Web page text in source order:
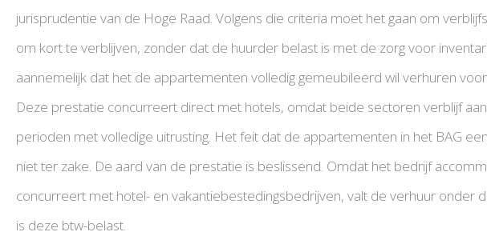
jurisprudentie van de Hoge Raad. Volgens die criteria moet het gaan om
om kort te verblijven, zonder dat de huurder belast is met de zorg voor
aannemelijk dat het de appartementen volledig gemeubileerd wil verhuren
Deze prestatie concurreert direct met hotels, omdat beide sectoren verblijf
perioden met volledige uitrusting. Het feit dat de appartementen in het BAG
niet ter zake. De aard van de prestatie is beslissend. Omdat het bedrijf
concurreert met hotel- en vakantiebestedingsbedrijven, valt de verhuur onder
is deze btw-belast.